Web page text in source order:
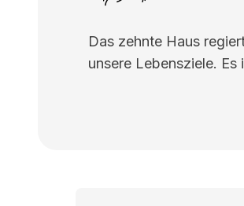
Das zehnte Haus
unsere Lebensziele.